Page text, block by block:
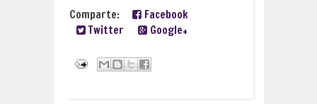
Comparte:
Facebook
Twitter
Google+